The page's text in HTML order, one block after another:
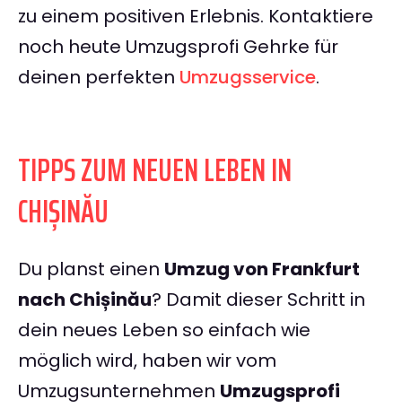
zu einem positiven Erlebnis. Kontaktiere
noch heute Umzugsprofi Gehrke für
deinen perfekten Umzugsservice.
TIPPS ZUM NEUEN LEBEN IN
CHIȘINĂU
Du planst einen Umzug von Frankfurt
nach Chișinău? Damit dieser Schritt in
dein neues Leben so einfach wie
möglich wird, haben wir vom
Umzugsunternehmen Umzugsprofi